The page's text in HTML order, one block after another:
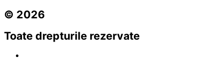
© 2026
Toate drepturile rezervate